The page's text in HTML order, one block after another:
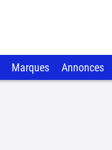
Marques Annonces